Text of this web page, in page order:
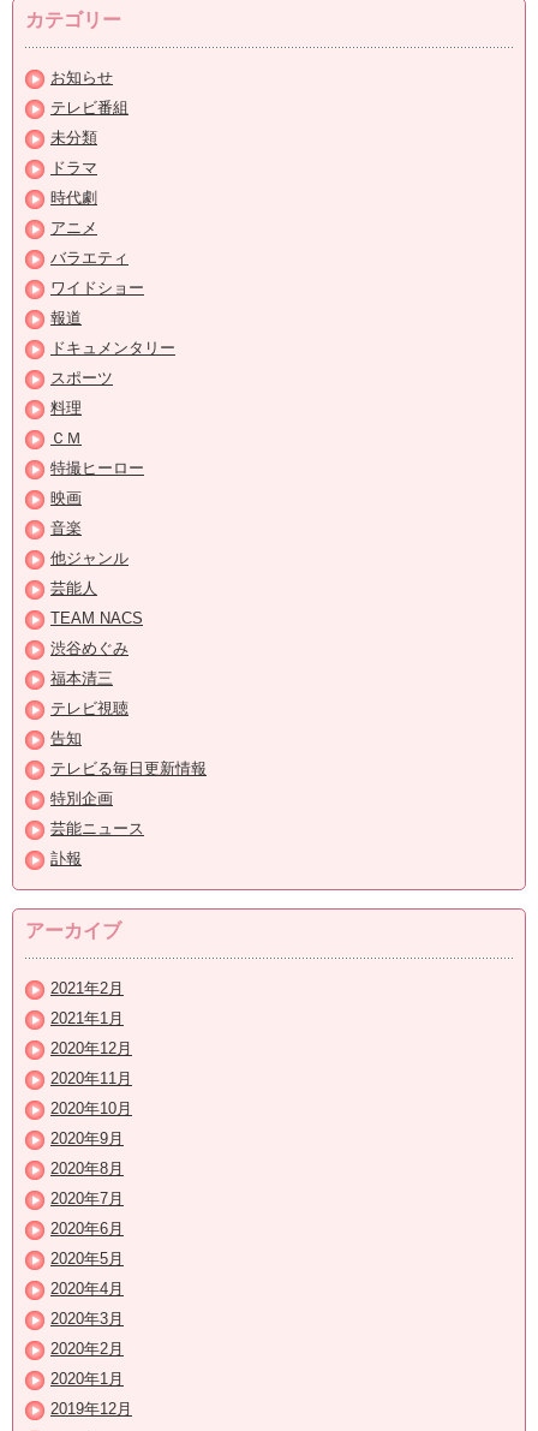
カテゴリー
お知らせ
テレビ番組
未分類
ドラマ
時代劇
アニメ
バラエティ
ワイドショー
報道
ドキュメンタリー
スポーツ
料理
ＣＭ
特撮ヒーロー
映画
音楽
他ジャンル
芸能人
TEAM NACS
渋谷めぐみ
福本清三
テレビ視聴
告知
テレビる毎日更新情報
特別企画
芸能ニュース
訃報
アーカイブ
2021年2月
2021年1月
2020年12月
2020年11月
2020年10月
2020年9月
2020年8月
2020年7月
2020年6月
2020年5月
2020年4月
2020年3月
2020年2月
2020年1月
2019年12月